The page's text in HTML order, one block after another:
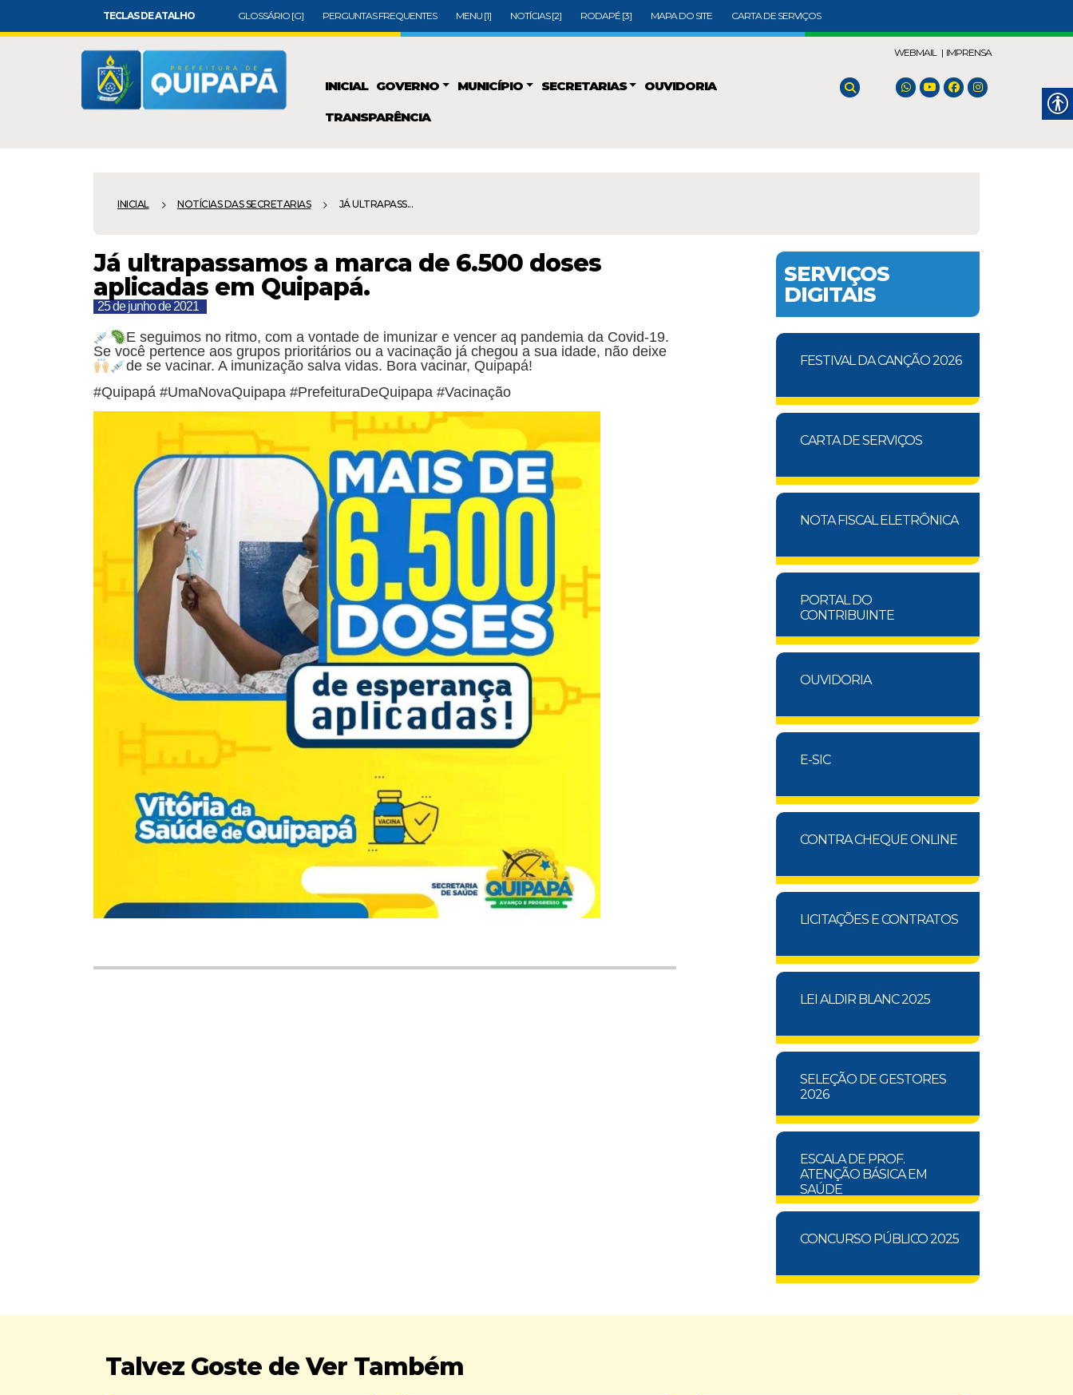
TECLAS DE ATALHO GLOSSÁRIO [G] PERGUNTAS FREQUENTES MENU [1] NOTÍCIAS [2] RODAPÉ [3] MAPA DO SITE CARTA DE SERVIÇOS
INICIAL GOVERNO MUNICÍPIO SECRETARIAS OUVIDORIA
TRANSPARÊNCIA
WEBMAIL | IMPRENSA
INICIAL NOTÍCIAS DAS SECRETARIAS JÁ ULTRAPASS...
Já ultrapassamos a marca de 6.500 doses
aplicadas em Quipapá.
25 de junho de 2021
E seguimos no ritmo, com a vontade de imunizar e vencer aq pandemia da Covid-19.
Se você pertence aos grupos prioritários ou a vacinação já chegou a sua idade, não deixe
de se vacinar. A imunização salva vidas. Bora vacinar, Quipapá!
#Quipapá #UmaNovaQuipapa #PrefeituraDeQuipapa #Vacinação
SERVIÇOS
DIGITAIS
FESTIVAL DA CANÇÃO 2026
CARTA DE SERVIÇOS
NOTA FISCAL ELETRÔNICA
PORTAL DO
CONTRIBUINTE
OUVIDORIA
E-SIC
CONTRA CHEQUE ONLINE
LICITAÇÕES E CONTRATOS
LEI ALDIR BLANC 2025
SELEÇÃO DE GESTORES
2026
ESCALA DE PROF.
ATENÇÃO BÁSICA EM
SAÚDE
CONCURSO PÚBLICO 2025
Talvez Goste de Ver Também